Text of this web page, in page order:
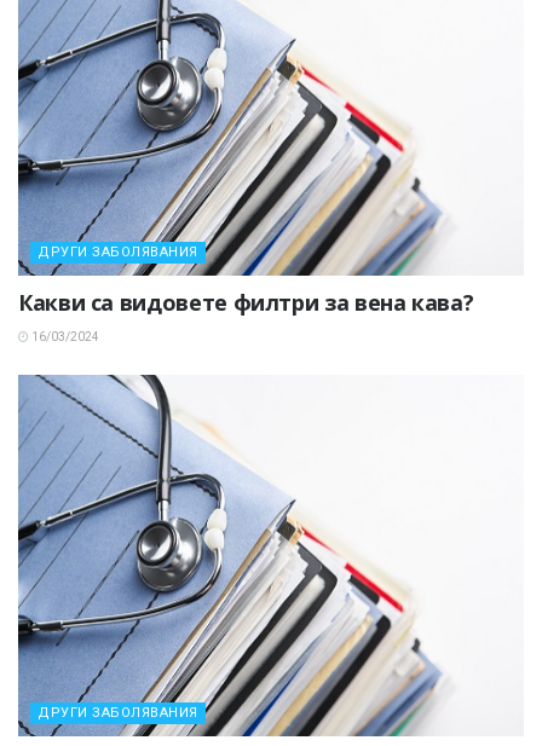
ДРУГИ ЗАБОЛЯВАНИЯ
Какви са видовете филтри за вена кава?
16/03/2024
ДРУГИ ЗАБОЛЯВАНИЯ